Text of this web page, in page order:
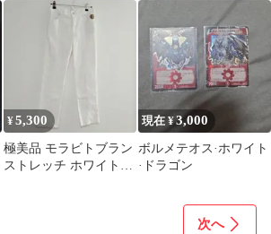
用 互換 テープカートリ
ッジ 旧型 SD12BW〔強
文字 ブルー ホワイト
ドラゴン 初期 s8/s10
¥5,300
極美品 モラビトブラン
ストレッチ ホワイトデ
現在 ¥3,000
ボルメテオス·ホワイト
·ドラゴン
次へ